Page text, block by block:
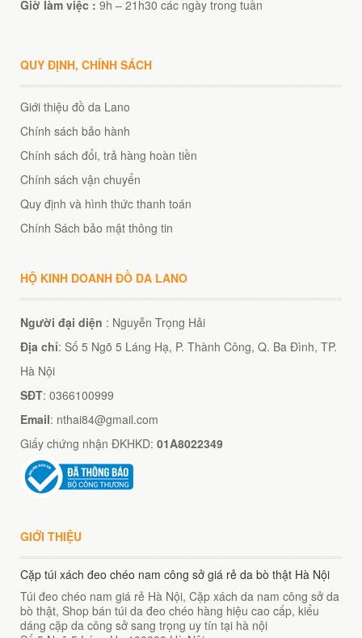
Giờ làm việc : 9h – 21h30 các ngày trong tuần
QUY ĐỊNH, CHÍNH SÁCH
Giới thiệu đồ da Lano
Chính sách bảo hành
Chính sách đổi, trả hàng hoàn tiền
Chính sách vận chuyển
Quy định và hình thức thanh toán
Chính Sách bảo mật thông tin
HỘ KINH DOANH ĐỒ DA LANO
Người đại diện : Nguyễn Trọng Hải
Địa chỉ: Số 5 Ngõ 5 Láng Hạ, P. Thành Công, Q. Ba Đình, TP.
Hà Nội
SĐT: 0366100999
Email: nthai84@gmail.com
Giấy chứng nhận ĐKHKD: 01A8022349
GIỚI THIỆU
Cặp túi xách đeo chéo nam công sở giá rẻ da bò thật Hà Nội
Túi đeo chéo nam giá rẻ Hà Nội, Cặp xách da nam công sở da
bò thật, Shop bán túi da đeo chéo hàng hiệu cao cấp, kiểu
dáng cặp da công sở sang trọng uy tín tại hà nội